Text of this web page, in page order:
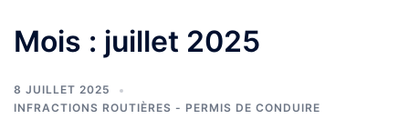
Mois : juillet 2025
8 JUILLET 2025
INFRACTIONS ROUTIÈRES - PERMIS DE CONDUIRE